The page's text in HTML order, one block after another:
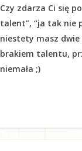
Czy zdarza Ci się
talent”, “ja tak nie
niestety masz dwie
brakiem talentu,
niemała ;)